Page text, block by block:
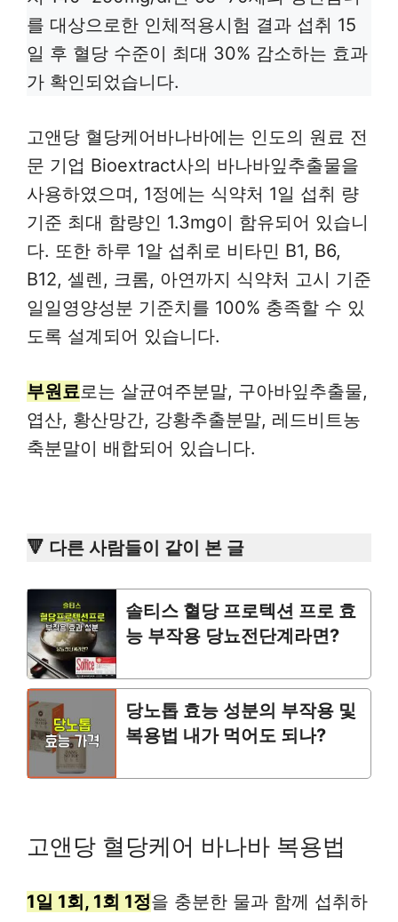
를 대상으로한 인체적용시험 결과 섭취 15
일 후 혈당 수준이 최대 30% 감소하는 효과
가 확인되었습니다.
고앤당 혈당케어바나바에는 인도의 원료 전
문 기업 Bioextract사의 바나바잎추출물을
사용하였으며, 1정에는 식약처 1일 섭취 량
기준 최대 함량인 1.3mg이 함유되어 있습니
다. 또한 하루 1알 섭취로 비타민 B1, B6,
B12, 셀렌, 크롬, 아연까지 식약처 고시 기준
일일영양성분 기준치를 100% 충족할 수 있
도록 설계되어 있습니다.
부원료로는 살균여주분말, 구아바잎추출물,
엽산, 황산망간, 강황추출분말, 레드비트농
축분말이 배합되어 있습니다.
🔻 다른 사람들이 같이 본 글
솔티스 혈당 프로텍션 프로 효
능 부작용 당뇨전단계라면?
당노톱 효능 성분의 부작용 및
복용법 내가 먹어도 되나?
고앤당 혈당케어 바나바 복용법
1일 1회, 1회 1정을 충분한 물과 함께 섭취하